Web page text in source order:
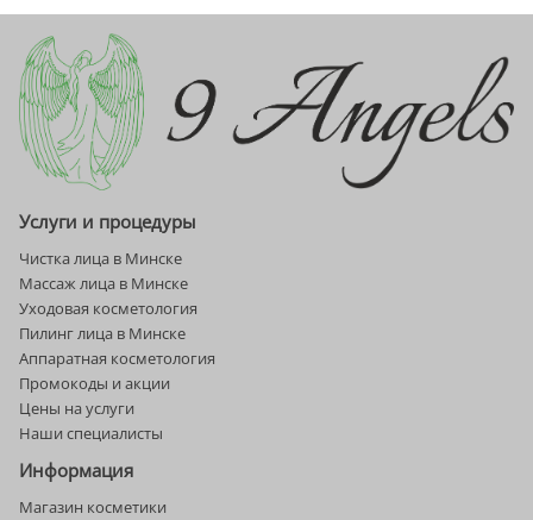
ферментами
папайи
и
ананаса
Услуги и процедуры
Чистка лица в Минске
Массаж лица в Минске
Уходовая косметология
Пилинг лица в Минске
Аппаратная косметология
Промокоды и акции
Цены на услуги
Наши специалисты
Информация
Магазин косметики